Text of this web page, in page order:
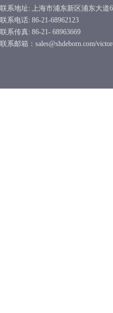
联系地址: 上海市浦东新区浦东大道
联系电话: 86-21-68962123
联系传真: 86-21- 68963669
联系邮箱：sales@shdeborn.com/